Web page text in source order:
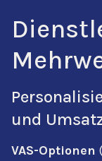
und
VAS-Optionen